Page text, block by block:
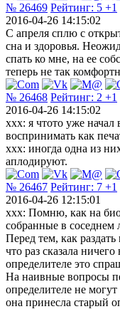
№ 26469 Рейтинг: 5 +1
2016-04-26 14:15:02
С апреля сплю с
сна и здоровья.
спать ко мне, на ее
теперь не так
№ 26468 Рейтинг: 2 +1
2016-04-26 14:15:02
xxx: я чтото уже начал
воспринимать как
xxx: иногда одна из
аплодируют.
№ 26467 Рейтинг: 7 +1
2016-04-26 12:15:01
ххх: Помню, как на
собранные в соседнем
Перед тем, как
что раз сказала
определителе это
На наивные вопросы
определителе не
она принесла старый